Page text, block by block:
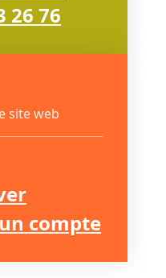
26 76
site web
compte